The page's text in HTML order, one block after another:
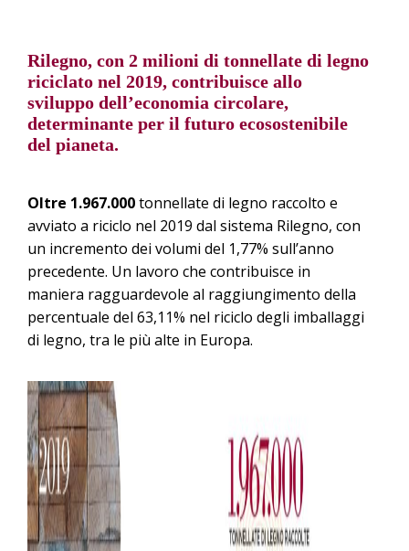
Rilegno, con 2 milioni di tonnellate di legno
riciclato nel 2019, contribuisce allo
sviluppo dell’economia circolare,
determinante per il futuro ecosostenibile
del pianeta.
Oltre 1.967.000tonnellate di legno raccolto e
avviato a riciclo nel 2019 dal sistema Rilegno, con
un incremento dei volumi del 1,77% sull’anno
precedente. Un lavoro che contribuisce in
maniera ragguardevole al raggiungimento della
percentuale del 63,11% nel riciclo degli imballaggi
di legno, tra le più alte in Europa.